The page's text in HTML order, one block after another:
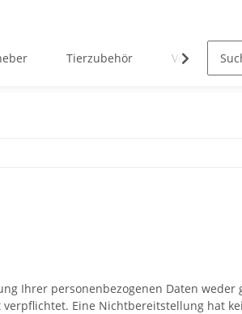
Tierzubehör Verreisen /
Ihrer personenbezogenen Daten
Eine Nichtbereitstellung hat